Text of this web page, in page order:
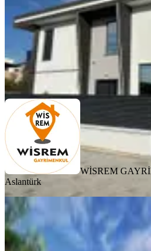
13.900.000 ₺
WİSREM GAYRİMENKUL Nesibe
Ara
WİSREM
Aslantürk
KOMBİLİ
Nazilli
Nazilli, Hamidiye